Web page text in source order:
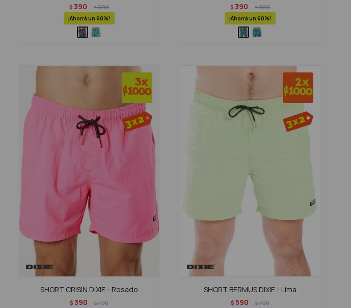
$ 390 $990
60
$ 390 $990
60
SHORT CRISIN DIXIE - Rosado
$ 390 $790
SHORT BERMUS DIXIE - Lima
$ 590 $790